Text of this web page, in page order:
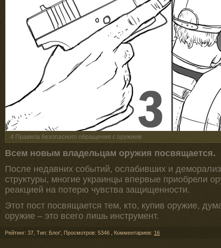
4 Правила безопасного обращения с оружием
Всем новым владельцам оружия посвящается.
После недавних событий, ослабивших и
структуры, многие украинцы впервые приобрели
реакцией на потерю чувства защищенности.
Этот пост посвящается тем, кто, купив оружие,
оружие – это всего лишь инструмент.
Рейтинг: 37 Тип: Блоґ Просмотров: 5346 Комментариев: 16